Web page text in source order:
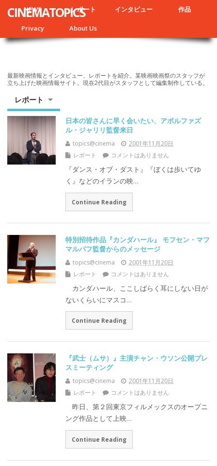
NEWS レポート インタビュー 作品
Privacy About Us
CINEMATOPICS
最新映画情報とインタビュー、レポートを紹介。某映画映画祭のスタッフが
立ち上げた映画情報サイト。現在2代目がスタッフとして編集制作している。
レポート
日本の皆さんに早く会いたい、アボルファズ
ル・ジャリリ監督来日
topics@cinema
2001年11月20日
レポート
コメントはありません
『ダンス・オブ・ダスト』『ぼくは歩いてゆ
く』などのイランの映…
Continue Reading
特別招待作品『カンダハール』 モフセン・マフ
マルバフ監督からのメッセージ
topics@cinema
2001年11月20日
レポート
コメントはありません
カンダハール、ここしばらく耳にしない日が
ないくらいにマスコ…
Continue Reading
『武士（ムサ）』主演チャン・ウソン公開プレ
スミーティング
topics@cinema
2001年11月20日
レポート
コメントはありません
昨日、第２回東京フィルメックスのオープニ
ング作品として上映…
Continue Reading